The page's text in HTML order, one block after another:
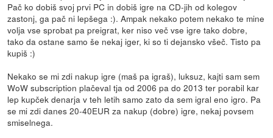
Pač ko dobiš svoj prvi PC in dobiš igre na CD-jih od kolegov
zastonj, ga pač ni lepšega :). Ampak nekako potem nekako te mine
volja vse sprobat pa preigrat, ker niso več vse igre tako dobre,
tako da ostane samo še nekaj iger, ki so ti dejansko všeč. Tisto pa
kupiš :)
Nekako se mi zdi nakup igre (maš pa igraš), luksuz, kajti sam sem
WoW subscription plačeval tja od 2006 pa do 2013 ter porabil kar
lep kupček denarja v teh letih samo zato da sem igral eno igro. Pa
se mi zdi danes 20-40EUR za nakup (dobre) igre, nekaj povsem
smiselnega.